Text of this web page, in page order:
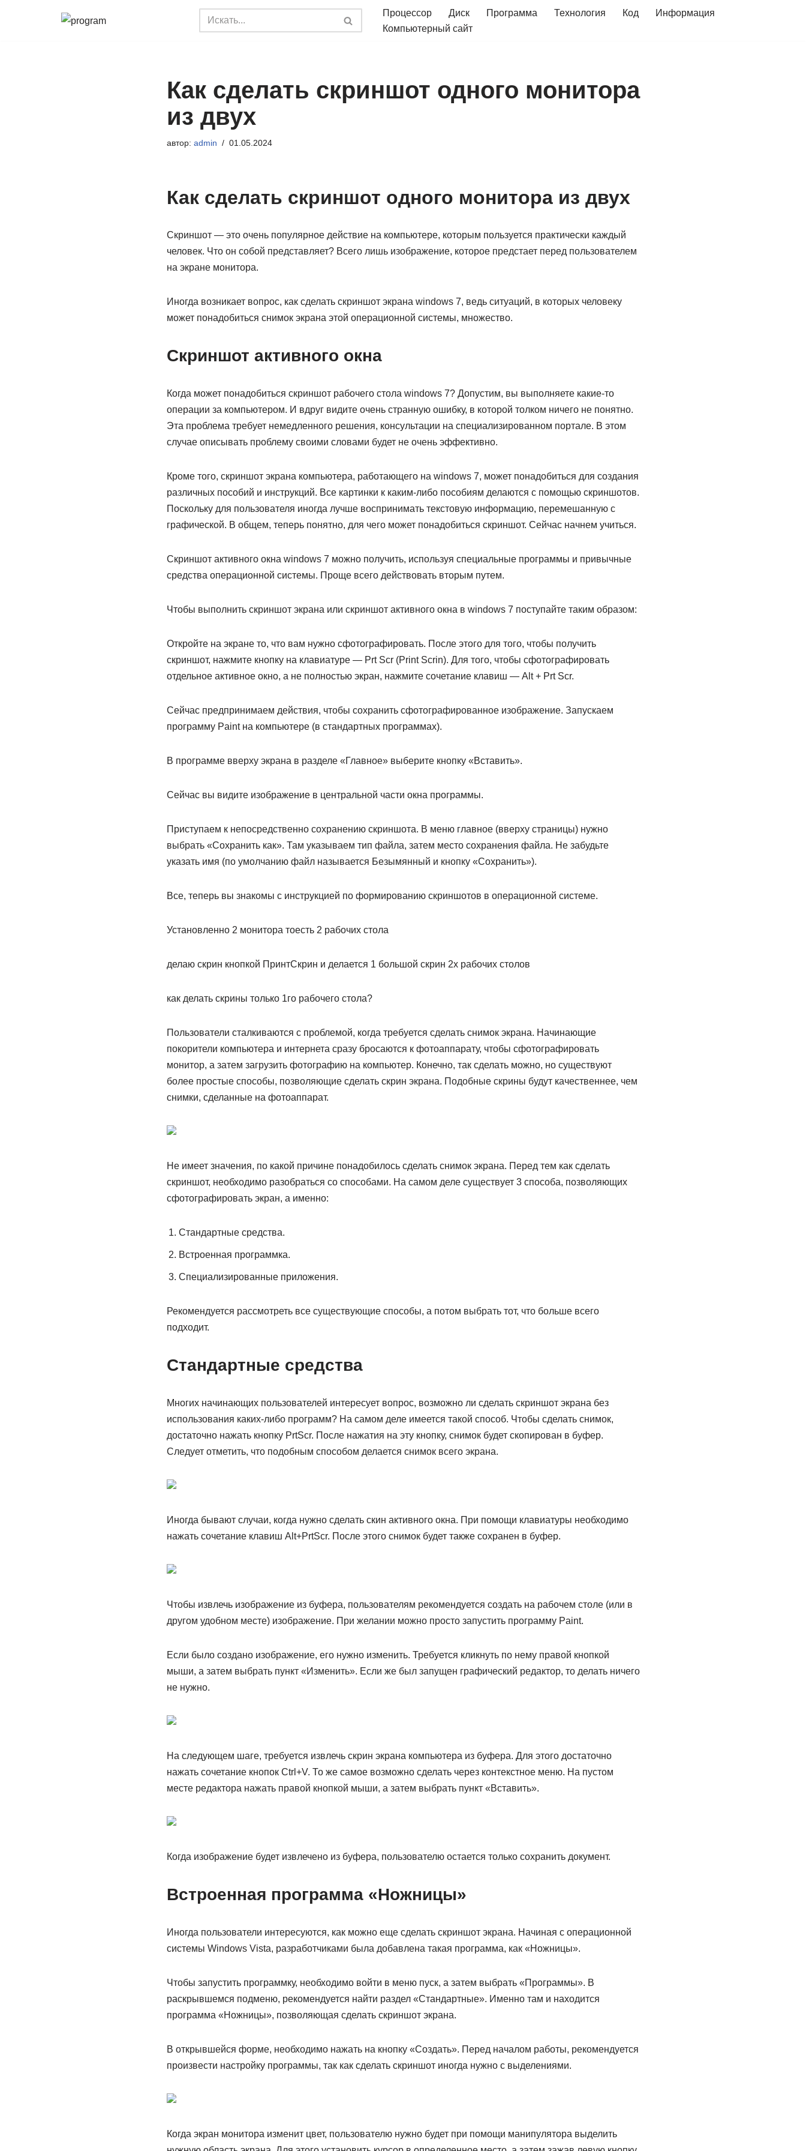
Процессор Диск Программа Технология Код
Информация
Компьютерный сайт
Как сделать скриншот одного монитора
из двух
автор: admin 01.05.2024
Как сделать скриншот одного монитора из двух
Скриншот — это очень популярное действие на компьютере, которым пользуется практически каждый
человек. Что он собой представляет? Всего лишь изображение, которое предстает перед пользователем
на экране монитора.
Иногда возникает вопрос, как сделать скриншот экрана windows 7, ведь ситуаций, в которых человеку
может понадобиться снимок экрана этой операционной системы, множество.
Скриншот активного окна
Когда может понадобиться скриншот рабочего стола windows 7? Допустим, вы выполняете какие-то
операции за компьютером. И вдруг видите очень странную ошибку, в которой толком ничего не понятно.
Эта проблема требует немедленного решения, консультации на специализированном портале. В этом
случае описывать проблему своими словами будет не очень эффективно.
Кроме того, скриншот экрана компьютера, работающего на windows 7, может понадобиться для создания
различных пособий и инструкций. Все картинки к каким-либо пособиям делаются с помощью скриншотов.
Поскольку для пользователя иногда лучше воспринимать текстовую информацию, перемешанную с
графической. В общем, теперь понятно, для чего может понадобиться скриншот. Сейчас начнем учиться.
Скриншот активного окна windows 7 можно получить, используя специальные программы и привычные
средства операционной системы. Проще всего действовать вторым путем.
Чтобы выполнить скриншот экрана или скриншот активного окна в windows 7 поступайте таким образом:
Откройте на экране то, что вам нужно сфотографировать. После этого для того, чтобы получить
скриншот, нажмите кнопку на клавиатуре — Prt Scr (Print Scrin). Для того, чтобы сфотографировать
отдельное активное окно, а не полностью экран, нажмите сочетание клавиш — Alt + Prt Scr.
Сейчас предпринимаем действия, чтобы сохранить сфотографированное изображение. Запускаем
программу Paint на компьютере (в стандартных программах).
В программе вверху экрана в разделе «Главное» выберите кнопку «Вставить».
Сейчас вы видите изображение в центральной части окна программы.
Приступаем к непосредственно сохранению скриншота. В меню главное (вверху страницы) нужно
выбрать «Сохранить как». Там указываем тип файла, затем место сохранения файла. Не забудьте
указать имя (по умолчанию файл называется Безымянный и кнопку «Сохранить»).
Все, теперь вы знакомы с инструкцией по формированию скриншотов в операционной системе.
Установленно 2 монитора тоесть 2 рабочих стола
делаю скрин кнопкой ПринтСкрин и делается 1 большой скрин 2х рабочих столов
как делать скрины только 1го рабочего стола?
Пользователи сталкиваются с проблемой, когда требуется сделать снимок экрана. Начинающие
покорители компьютера и интернета сразу бросаются к фотоаппарату, чтобы сфотографировать
монитор, а затем загрузить фотографию на компьютер. Конечно, так сделать можно, но существуют
более простые способы, позволяющие сделать скрин экрана. Подобные скрины будут качественнее, чем
снимки, сделанные на фотоаппарат.
Не имеет значения, по какой причине понадобилось сделать снимок экрана. Перед тем как сделать
скриншот, необходимо разобраться со способами. На самом деле существует 3 способа, позволяющих
сфотографировать экран, а именно:
Стандартные средства.
Встроенная программка.
Специализированные приложения.
Рекомендуется рассмотреть все существующие способы, а потом выбрать тот, что больше всего
подходит.
Стандартные средства
Многих начинающих пользователей интересует вопрос, возможно ли сделать скриншот экрана без
использования каких-либо программ? На самом деле имеется такой способ. Чтобы сделать снимок,
достаточно нажать кнопку PrtScr. После нажатия на эту кнопку, снимок будет скопирован в буфер.
Следует отметить, что подобным способом делается снимок всего экрана.
Иногда бывают случаи, когда нужно сделать скин активного окна. При помощи клавиатуры необходимо
нажать сочетание клавиш Alt+PrtScr. После этого снимок будет также сохранен в буфер.
Чтобы извлечь изображение из буфера, пользователям рекомендуется создать на рабочем столе (или в
другом удобном месте) изображение. При желании можно просто запустить программу Paint.
Если было создано изображение, его нужно изменить. Требуется кликнуть по нему правой кнопкой
мыши, а затем выбрать пункт «Изменить». Если же был запущен графический редактор, то делать ничего
не нужно.
На следующем шаге, требуется извлечь скрин экрана компьютера из буфера. Для этого достаточно
нажать сочетание кнопок Ctrl+V. То же самое возможно сделать через контекстное меню. На пустом
месте редактора нажать правой кнопкой мыши, а затем выбрать пункт «Вставить».
Когда изображение будет извлечено из буфера, пользователю остается только сохранить документ.
Встроенная программа «Ножницы»
Иногда пользователи интересуются, как можно еще сделать скриншот экрана. Начиная с операционной
системы Windows Vista, разработчиками была добавлена такая программа, как «Ножницы».
Чтобы запустить программку, необходимо войти в меню пуск, а затем выбрать «Программы». В
раскрывшемся подменю, рекомендуется найти раздел «Стандартные». Именно там и находится
программа «Ножницы», позволяющая сделать скриншот экрана.
В открывшейся форме, необходимо нажать на кнопку «Создать». Перед началом работы, рекомендуется
произвести настройку программы, так как сделать скриншот иногда нужно с выделениями.
Когда экран монитора изменит цвет, пользователю нужно будет при помощи манипулятора выделить